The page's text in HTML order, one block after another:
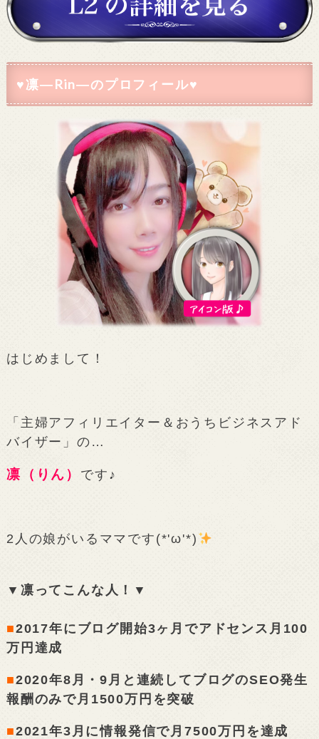
♥凛―Rin―のプロフィール♥
はじめまして！
「主婦アフィリエイター＆おうちビジネスアド
バイザー」の…
凛（りん） です♪
2人の娘がいるママです(*'ω'*)
▼凛ってこんな人！▼
■2017年にブログ開始3ヶ月でアドセンス月100
万円達成
■2020年8月・9月と連続してブログのSEO発生
報酬のみで月1500万円を突破
■2021年3月に情報発信で月7500万円を達成